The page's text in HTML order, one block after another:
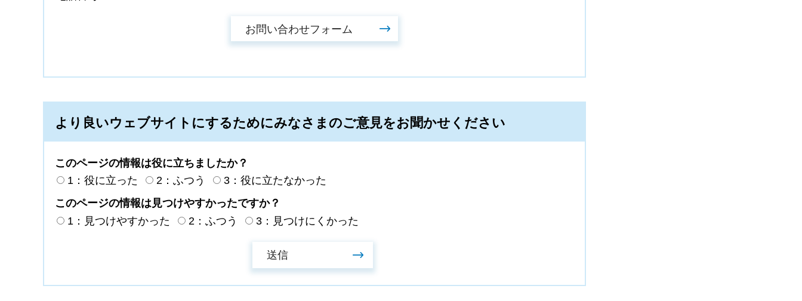
より良いウェブサイトにするためにみなさまのご意見をお聞かせください
このページの情報は役に立ちましたか？
1：役に立った
2：ふつう
3：役に立たなかった
このページの情報は見つけやすかったですか？
1：見つけやすかった
2：ふつう 3：見つけにくかった